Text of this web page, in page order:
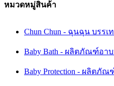
หมวดหมู่สินค้า
Chun Chun - ฉุนฉุน บรร
Baby Bath - ผลิตภัณฑ์อา
Baby Protection - ผลิตภั